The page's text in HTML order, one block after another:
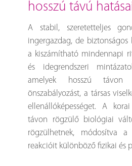
hosszú távú
A stabil, szeretetteljes
ingergazdag, de biztonságos
a kiszámítható mindennapi
és idegrendszeri
amelyek hosszú távon
önszabályozást, a társas
ellenállóképességet. A
távon rögzülő biológiai
rögzülhetnek, módosítva a
reakcióit különböző fizikai és